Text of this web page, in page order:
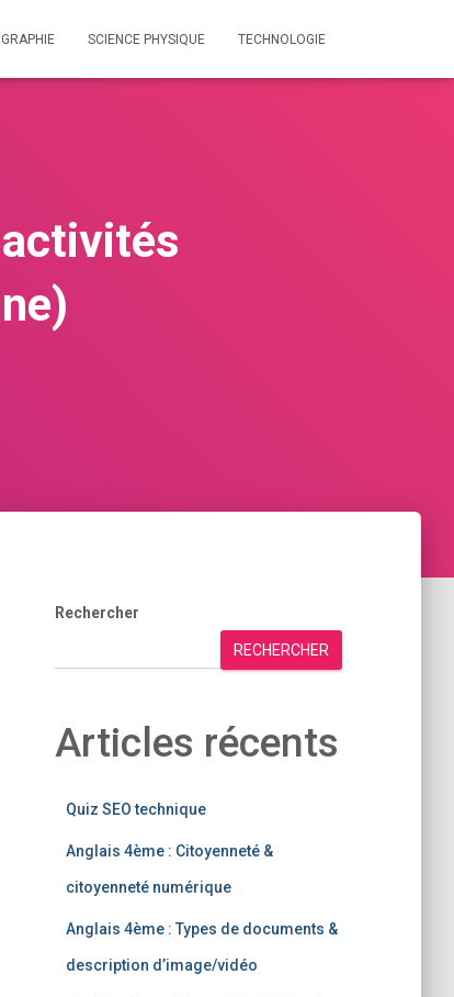
SCIENCE PHYSIQUE TECHNOLOGIE
Rechercher
RECHERCHER
Articles récents
Quiz SEO technique
Anglais 4ème : Citoyenneté &
citoyenneté numérique
Anglais 4ème : Types de documents &
description d’image/vidéo